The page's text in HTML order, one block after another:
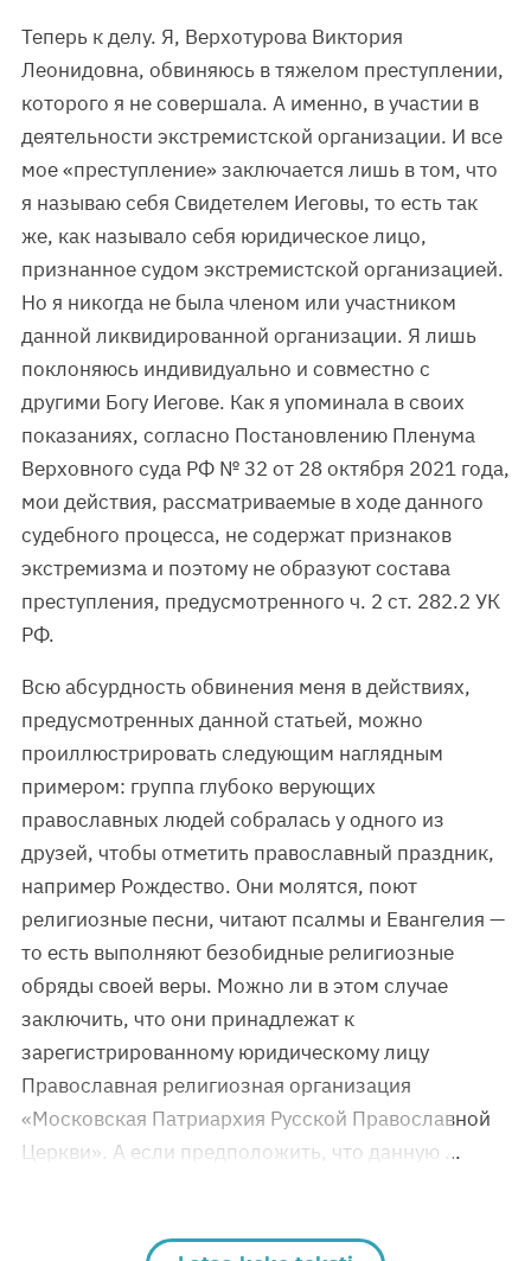
Теперь к делу. Я, Верхотурова Виктория
Леонидовна, обвиняюсь в тяжелом преступлении,
которого я не совершала. А именно, в участии в
деятельности экстремистской организации. И все
мое «преступление» заключается лишь в том, что
я называю себя Свидетелем Иеговы, то есть так
же, как называло себя юридическое лицо,
признанное судом экстремистской организацией.
Но я никогда не была членом или участником
данной ликвидированной организации. Я лишь
поклоняюсь индивидуально и совместно с
другими Богу Иегове. Как я упоминала в своих
показаниях, согласно Постановлению Пленума
Верховного суда РФ № 32 от 28 октября 2021 года,
мои действия, рассматриваемые в ходе данного
судебного процесса, не содержат признаков
экстремизма и поэтому не образуют состава
преступления, предусмотренного ч. 2 ст. 282.2 УК
РФ.
Всю абсурдность обвинения меня в действиях,
предусмотренных данной статьей, можно
проиллюстрировать следующим наглядным
примером: группа глубоко верующих
православных людей собралась у одного из
друзей, чтобы отметить православный праздник,
например Рождество. Они молятся, поют
религиозные песни, читают псалмы и Евангелия —
то есть выполняют безобидные религиозные
обряды своей веры. Можно ли в этом случае
заключить, что они принадлежат к
зарегистрированному юридическому лицу
Православная религиозная организация
«Московская Патриархия Русской Православной
Церкви». А если предположить, что данную …